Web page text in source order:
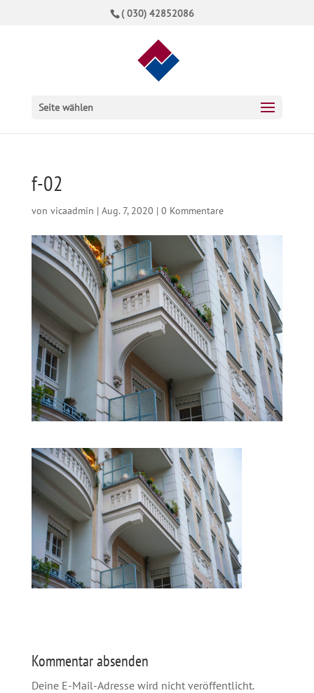
( 030) 42852086
Seite wählen
f-02
von vicaadmin | Aug. 7, 2020 | 0 Kommentare
Kommentar absenden
Deine E-Mail-Adresse wird nicht veröffentlicht.